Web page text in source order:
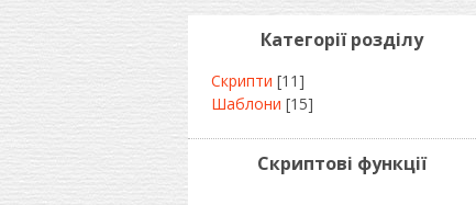
Категорії розділу
Скрипти [11]
Шаблони [15]
Скриптові функції